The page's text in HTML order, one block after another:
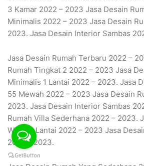
3 Kamar 2022 – 2023 Jasa Desain
Minimalis 2022 – 2023 Jasa Desain
2023. Jasa Desain Interior Sambas
Jasa Desain Rumah Terbaru 2022 –
Rumah Tingkat 2 2022 – 2023 Jasa
Minimalis 1 Lantai 2022 – 2023. Jasa
55 Mewah 2022 – 2023 Jasa Desain
2023. Jasa Desain Interior Sambas
Rumah Villa Sederhana 2022 – 2023.
Walet 2 Lantai 2022 – 2023 Jasa
2022 – 2023.